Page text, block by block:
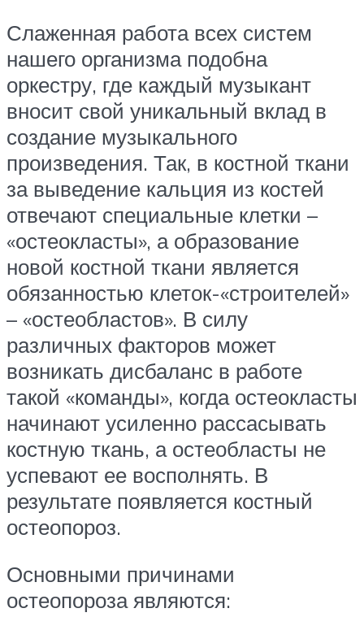
Слаженная работа всех систем
нашего организма подобна
оркестру, где каждый музыкант
вносит свой уникальный вклад в
создание музыкального
произведения. Так, в костной ткани
за выведение кальция из костей
отвечают специальные клетки –
«остеокласты», а образование
новой костной ткани является
обязанностью клеток-«строителей»
– «остеобластов». В силу
различных факторов может
возникать дисбаланс в работе
такой «команды», когда остеокласты
начинают усиленно рассасывать
костную ткань, а остеобласты не
успевают ее восполнять. В
результате появляется костный
остеопороз.
Основными причинами
остеопороза являются: